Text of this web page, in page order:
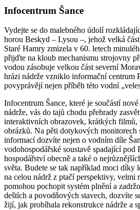
Infocentrum Šance
Vydejte se do malebného údolí
horou Beskyd – Lysou –, jehož velká
Staré Hamry zmizela v 60. letech
přijďte na kloub mechanismu strojovny
vodou zásobuje velkou část severní
hrázi nádrže vzniklo informační centrum
povyprávějí nejen příběh této vodní
Infocentrum Šance, které je součástí
nádrže, vás do tajů chodu přehrady
interaktivních obrazovek, krátkých filmů,
obrázků. Na pěti dotykových monitorech
informací dozvíte nejen o vodním díle
vodohospodářské soustavě spadající
hospodářství obecně a také o
světa. Budete se tak například moci díky
na celou nádrž z ptačí perspektivy, velmi
pomohou pochopit systém plnění a
deštích a povodňových stavech, dozvíte
žijí, jak probíhala rekonstrukce nádrže a